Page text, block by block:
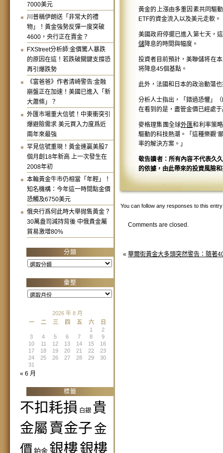
7000美元
川普稱伊朗送「非常大的禮
物」！黃金強勢反彈一度突破
4600，央行正在賣金？
FXStreet分析師:金價驚人暴跌
的原因在這！若跌破關鍵支撐恐
再引爆跌勢
《富爸爸》作者清崎警告:金融
崩盤正在加速！美國已進入「新
大蕭條」？
外匯市場重大信號！中東衝突引
爆避險需求 美元買入力度爲近
兩年來最強
罕見信號重現！黃金連贏美股7
個月創18年新高 上一次發生在
2008年初
本輪黃金牛市仍相當「年輕」！
知名機構：今年這一時間點金價
恐觸及6750美元
俄央行爲何此時大舉抛售黃金？
30萬盎司減持背後 中俄貴金屬
貿易激增80%
分類
彙整
2026 年 8 月
一
二 三 四 五 六
日
1
2
3
4 5 6 7 8
9
10
11 12 13 14 15
16
17
18 19 20 21 22
23
24
25 26 27 28 29
30
31
« 6 月
標籤
不扣耗損 白銀 貴
金屬 賣金子金
價 鉑金 銀樓銀樓
黃金的上漲由多重因素共同驅
ETF的資金流入以及美元走軟。
美國政府停擺已進入第七天，
儲降息的時間與幅度。
投資者目前預計，美聯儲将在
将降息45個基點。
此外，法國和日本的政治動蕩
分析人士指出，「錯過恐懼」
在看到的是，盡管金價已經處
麥格理集團全球外匯和利率策
驅動的科技熱潮。「這種樂觀‘
率的解決方案。」
敬告讀者：所有內容不代表久久
的依據，由此帶來的投資風險
You can follow any responses to this
Comments are closed.
« 華爾街黃金大多頭突然警告：隨著